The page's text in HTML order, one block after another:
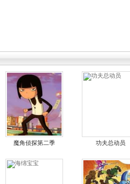
魔角侦探第二季 功夫总动员